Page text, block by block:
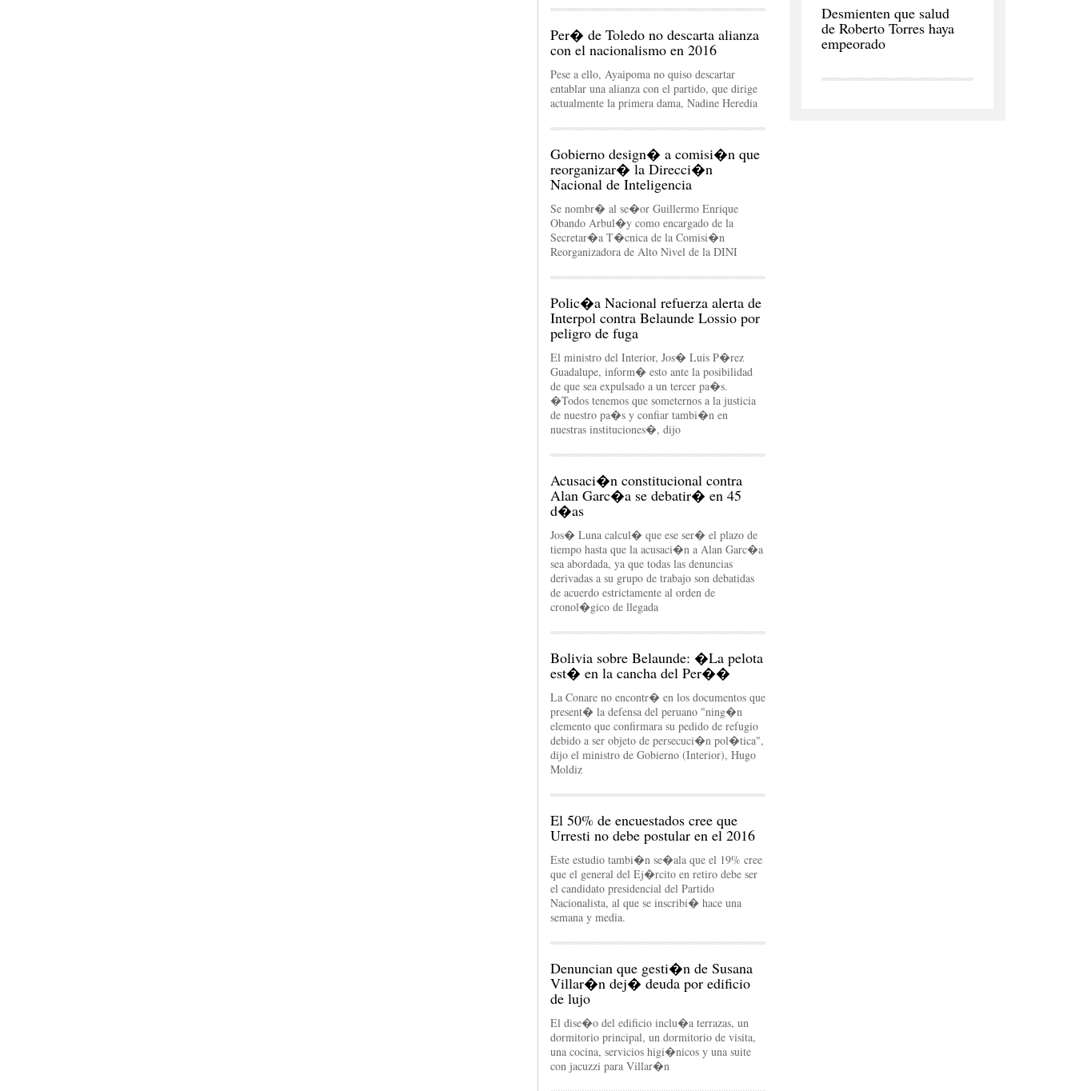
Per� de Toledo no descarta alianza
con el nacionalismo en 2016
Pese a ello, Ayaipoma no quiso descartar
entablar una alianza con el partido, que dirige
actualmente la primera dama, Nadine Heredia
Gobierno design� a comisi�n que
reorganizar� la Direcci�n
Nacional de Inteligencia
Se nombr� al se�or Guillermo Enrique
Obando Arbul�y como encargado de la
Secretar�a T�cnica de la Comisi�n
Reorganizadora de Alto Nivel de la DINI
Polic�a Nacional refuerza alerta de
Interpol contra Belaunde Lossio por
peligro de fuga
El ministro del Interior, Jos� Luis P�rez
Guadalupe, inform� esto ante la posibilidad
de que sea expulsado a un tercer pa�s.
�Todos tenemos que someternos a la justicia
de nuestro pa�s y confiar tambi�n en
nuestras instituciones�, dijo
Acusaci�n constitucional contra
Alan Garc�a se debatir� en 45
d�as
Jos� Luna calcul� que ese ser� el plazo de
tiempo hasta que la acusaci�n a Alan Garc�a
sea abordada, ya que todas las denuncias
derivadas a su grupo de trabajo son debatidas
de acuerdo estrictamente al orden de
cronol�gico de llegada
Bolivia sobre Belaunde: �La pelota
est� en la cancha del Per��
La Conare no encontr� en los documentos que
present� la defensa del peruano "ning�n
elemento que confirmara su pedido de refugio
debido a ser objeto de persecuci�n pol�tica",
dijo el ministro de Gobierno (Interior), Hugo
Moldiz
El 50% de encuestados cree que
Urresti no debe postular en el 2016
Este estudio tambi�n se�ala que el 19% cree
que el general del Ej�rcito en retiro debe ser
el candidato presidencial del Partido
Nacionalista, al que se inscribi� hace una
semana y media.
Denuncian que gesti�n de Susana
Villar�n dej� deuda por edificio
de lujo
El dise�o del edificio inclu�a terrazas, un
dormitorio principal, un dormitorio de visita,
una cocina, servicios higi�nicos y una suite
con jacuzzi para Villar�n
Desmienten que salud
de Roberto Torres haya
empeorado